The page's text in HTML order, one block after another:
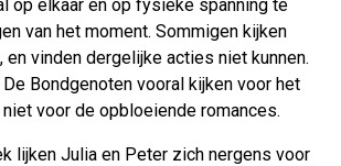
op elkaar en op fysieke spanning te
van het moment. Sommigen kijken
en vinden dergelijke acties niet kunnen.
Bondgenoten vooral kijken voor het
voor de opbloeiende romances.
lijken Julia en Peter zich nergens voor